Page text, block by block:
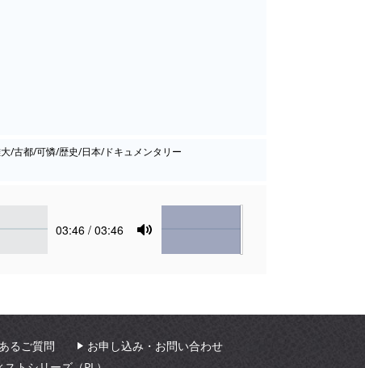
/古都/可憐/歴史/日本/ドキュメンタリー
Current
03:46 / 03:46
Mute
Volume
るご質問
お申し込み・お問い合わせ